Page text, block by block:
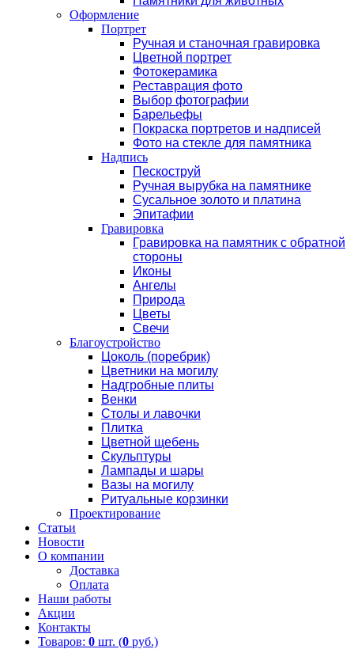
Оформление
Портрет
Ручная и станочная гравировка
Цветной портрет
Фотокерамика
Реставрация фото
Выбор фотографии
Барельефы
Покраска портретов и надписей
Фото на стекле для памятника
Надпись
Пескоструй
Ручная вырубка на памятнике
Сусальное золото и платина
Эпитафии
Гравировка
Гравировка на памятник с обратной
стороны
Иконы
Ангелы
Природа
Цветы
Свечи
Благоустройство
Цоколь (поребрик)
Цветники на могилу
Надгробные плиты
Венки
Столы и лавочки
Плитка
Цветной щебень
Скульптуры
Лампады и шары
Вазы на могилу
Ритуальные корзинки
Проектирование
Статьи
Новости
О компании
Доставка
Оплата
Наши работы
Акции
Контакты
Товаров: 0 шт. (0 руб.)